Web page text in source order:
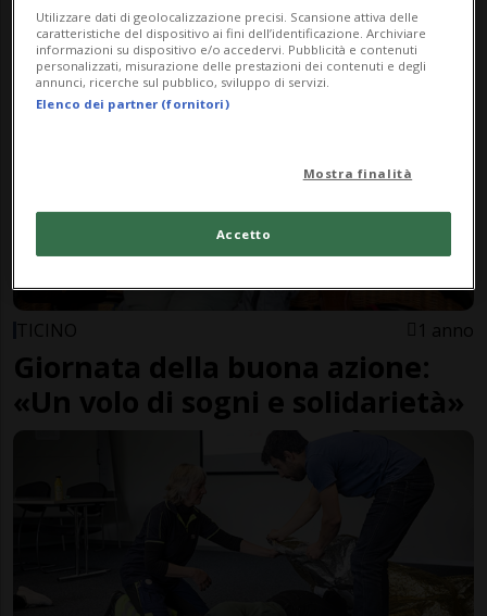
TICINO 1 anno
Giornata della buona azione:
«Un volo di sogni e solidarietà»
Utilizzare dati di geolocalizzazione precisi. Scansione attiva delle
caratteristiche del dispositivo ai fini dell’identificazione. Archiviare
informazioni su dispositivo e/o accedervi. Pubblicità e contenuti
personalizzati, misurazione delle prestazioni dei contenuti e degli
annunci, ricerche sul pubblico, sviluppo di servizi.
Elenco dei partner (fornitori)
Mostra finalità
Accetto